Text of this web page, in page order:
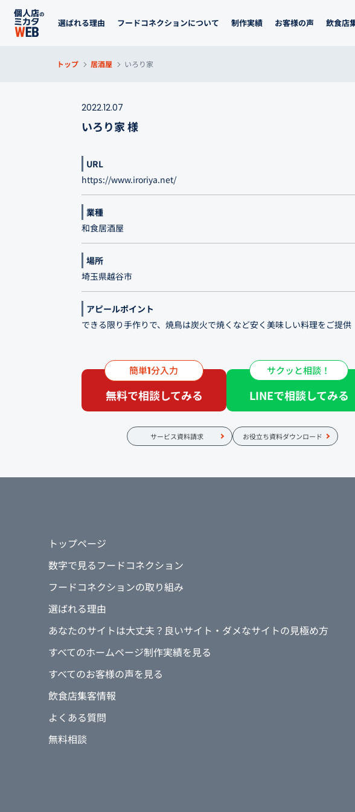
選ばれる理由 フードコネクションについて 制作実績 お客様の声 飲食店
トップ 居酒屋 いろり家
2022.12.07
いろり家 様
URL
https://www.iroriya.net/
業種
和食居酒屋
場所
埼玉県越谷市
アピールポイント
できる限り手作りで、焼鳥は炭火で焼くなど安く美味しい料理をご提供
手頃な価格帯でありながら、調理にこだわり、お酒にこだわり、接客に
わり…。そうしてこの地で20年以上愛されてきました。 豊洲市場から仕
れる鮮度抜群の魚介類や淡路島の玉ねぎをはじめとする旬の素材で織り
料理が、当店の名物。
簡単1分入力
無料で相談してみる
サクッと相談！
LINEで相談してみる
サービス資料請求 お役立ち資料ダウンロード
トップページ
数字で見るフードコネクション
フードコネクションの取り組み
選ばれる理由
あなたのサイトは大丈夫？良いサイト・ダメなサイトの見極め方
すべてのホームページ制作実績を見る
すべてのお客様の声を見る
飲食店集客情報
よくある質問
無料相談